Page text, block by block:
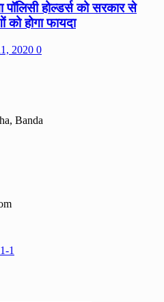
होल्डर्स को सरकार से
को होगा फायदा
2020 0
Banda